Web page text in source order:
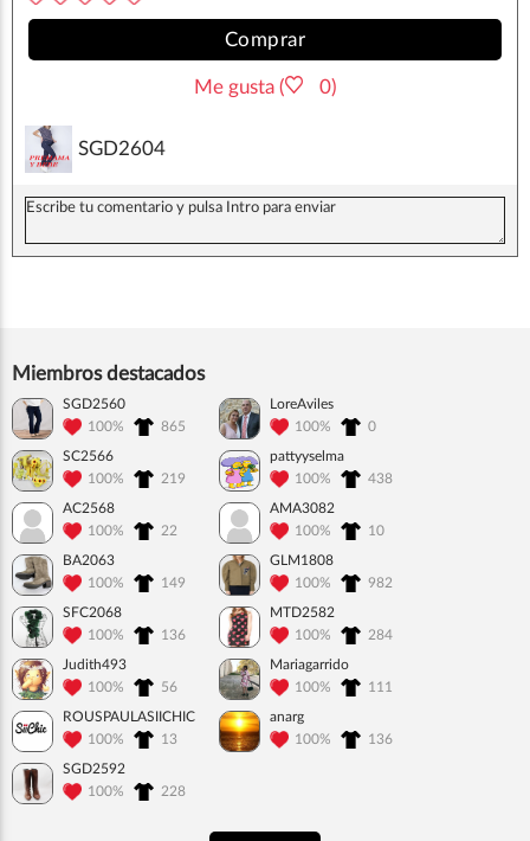
Comprar
Me gusta ( 0)
SGD2604
Miembros destacados
SGD2560
100%
865
LoreAviles
100%
0
SC2566
100%
219
pattyyselma
100%
438
AC2568
100%
22
AMA3082
100%
10
BA2063
100%
149
GLM1808
100%
982
SFC2068
100%
136
MTD2582
100%
284
Judith493
100%
56
Mariagarrido
100%
111
ROUSPAULASIICHIC
100%
13
anarg
100%
136
SGD2592
100%
228